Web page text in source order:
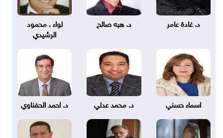
د. غادة عامر د. هبه صالح
لواء . محمود
الرشيدي
اسماء حسني د. محمد عدلي د. احمد الحفناوي